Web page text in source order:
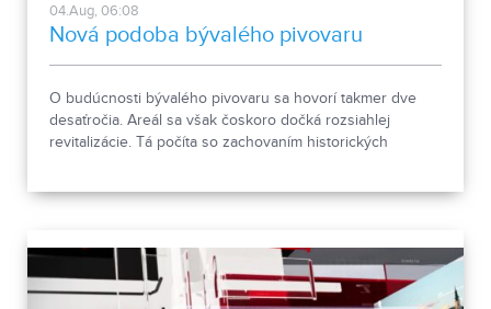
04.Aug, 06:08
Nová podoba bývalého pivovaru
O budúcnosti bývalého pivovaru sa hovorí takmer dve
desaťročia. Areál sa však čoskoro dočká rozsiahlej
revitalizácie. Tá počíta so zachovaním historických